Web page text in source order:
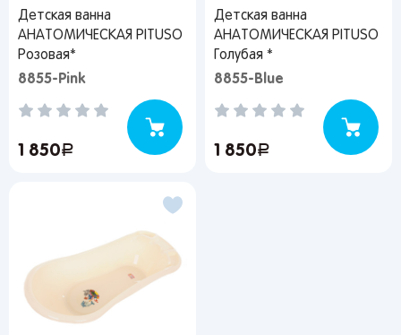
Детская ванна
АНАТОМИЧЕСКАЯ PITUSO
Розовая*
8855-Pink
1 850руб.
Детская ванна
АНАТОМИЧЕСКАЯ PITUSO
Голубая *
8855-Blue
1 850руб.